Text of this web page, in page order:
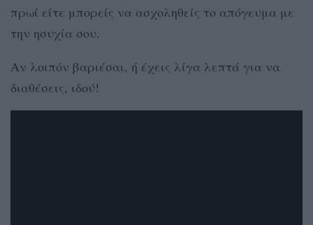
πρωί είτε μπορείς να ασχοληθείς το απόγευμα με
την ησυχία σου.
Αν λοιπόν βαριέσαι, ή έχεις λίγα λεπτά για να
διαθέσεις, ιδού!